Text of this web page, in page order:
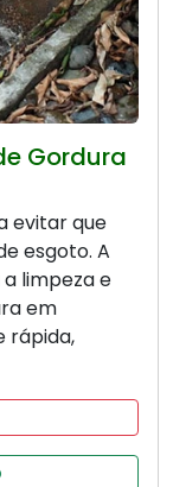
Gordura
evitar que
esgoto. A
a limpeza e
em
rápida,